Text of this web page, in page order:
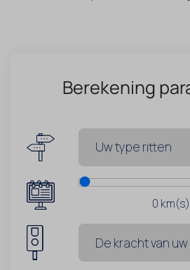
Berekening
0